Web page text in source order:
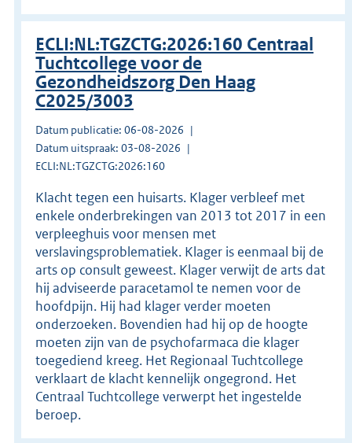
ECLI:NL:TGZCTG:2026:160 Centraal
Tuchtcollege voor de
Gezondheidszorg Den Haag
C2025/3003
Datum publicatie: 06-08-2026
Datum uitspraak: 03-08-2026
ECLI:NL:TGZCTG:2026:160
Klacht tegen een huisarts. Klager verbleef met
enkele onderbrekingen van 2013 tot 2017 in een
verpleeghuis voor mensen met
verslavingsproblematiek. Klager is eenmaal bij de
arts op consult geweest. Klager verwijt de arts dat
hij adviseerde paracetamol te nemen voor de
hoofdpijn. Hij had klager verder moeten
onderzoeken. Bovendien had hij op de hoogte
moeten zijn van de psychofarmaca die klager
toegediend kreeg. Het Regionaal Tuchtcollege
verklaart de klacht kennelijk ongegrond. Het
Centraal Tuchtcollege verwerpt het ingestelde
beroep.